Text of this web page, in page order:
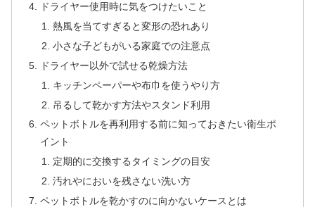
ドライヤー使用時に気をつけたいこと
熱風を当てすぎると変形の恐れあり
小さな子どもがいる家庭での注意点
ドライヤー以外で試せる乾燥方法
キッチンペーパーや布巾を使うやり方
吊るして乾かす方法やスタンド利用
ペットボトルを再利用する前に知っておきたい衛生ポ
イント
定期的に交換するタイミングの目安
汚れやにおいを残さない洗い方
ペットボトルを乾かすのに向かないケースとは